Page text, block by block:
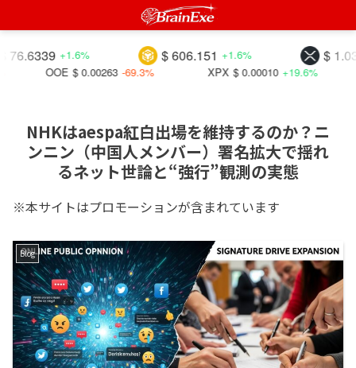
$ 1.03907 -
$ 606.151 +1.6%
+1.6%
$ 0.00010 +19.6%
$ 0.00263 -69.3%
NHKはaespa紅白出場を維持するのか？ニ
ンニン（中国人メンバー）署名拡大で揺れ
るネット世論と“強行”観測の実態
※本サイトはプロモーションが含まれています
Blog